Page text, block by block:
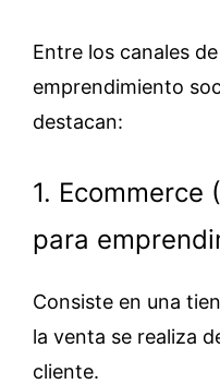
Entre los canales
emprendimiento
destacan:
1. Ecommerce
para
Consiste en una
la venta se realiza
cliente.